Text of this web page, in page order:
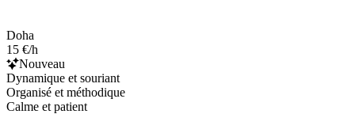
Doha
15 €/h
Nouveau
Dynamique et souriant
Organisé et méthodique
Calme et patient